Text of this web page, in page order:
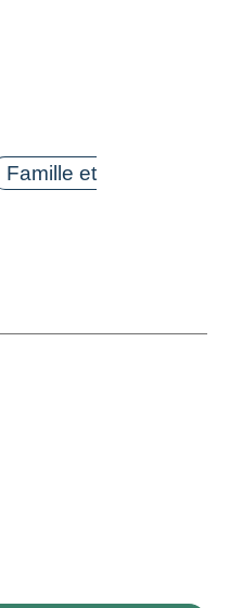
Famille et